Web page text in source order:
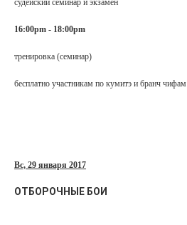
16:00pm - 18:00pm
тренировка (семинар)
бесплатно участникам по кумитэ и бранч чифам
Вс, 29 января 2017
ОТБОРОЧНЫЕ БОИ